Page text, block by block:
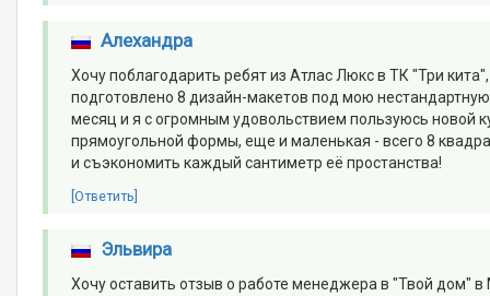
Алеxандра
Хочу поблагодарить ребят из Атлас Люкс в ТК "Три
подготовлено 8 дизайн-макетов под мою
месяц и я с огромным удовольствием пользуюсь новой
прямоугольной формы, еще и маленькая - всего 8
и съэкономить каждый сантиметр её простанства!
[Ответить]
Эльвира
Хочу оставить отзыв о работе менеджера в "Твой дом"